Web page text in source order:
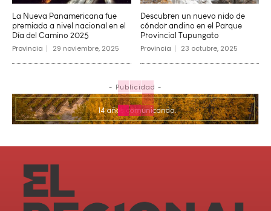
La Nueva Panamericana fue
premiada a nivel nacional en el
Día del Camino 2025
Provincia 29 noviembre, 2025
Descubren un nuevo nido de
cóndor andino en el Parque
Provincial Tupungato
Provincia 23 octubre, 2025
- Publicidad -